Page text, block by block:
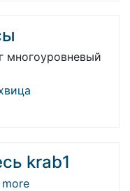
многоуровневый
krab1
more